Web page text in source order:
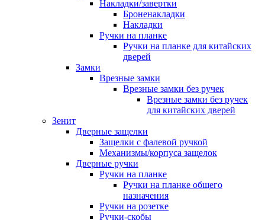
Накладки/завертки
Броненакладки
Накладки
Ручки на планке
Ручки на планке для китайских
дверей
Замки
Врезные замки
Врезные замки без ручек
Врезные замки без ручек
для китайских дверей
Зенит
Дверные защелки
Защелки с фалевой ручкой
Механизмы/корпуса защелок
Дверные ручки
Ручки на планке
Ручки на планке общего
назначения
Ручки на розетке
Ручки-скобы